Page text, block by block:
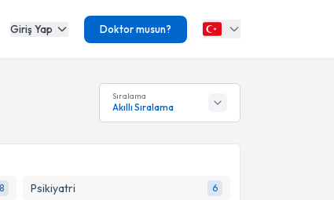
Giriş Yap Doktor musun?
Sıralama
Akıllı Sıralama
8 Psikiyatri 6